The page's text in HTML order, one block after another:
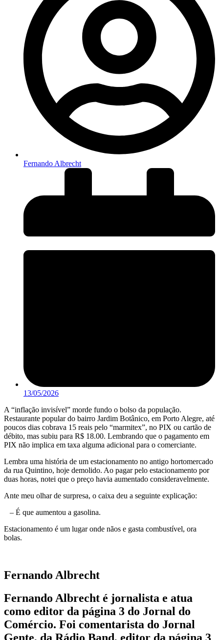
Fernando Albrecht
13/05/2026
A “inflação invisível” morde fundo o bolso da população.
Restaurante popular do bairro Jardim Botânico, em Porto Alegre, até
poucos dias cobrava 15 reais pelo “marmitex”, no PIX ou cartão de
débito, mas subiu para R$ 18.00. Lembrando que o pagamento em
PIX não implica em taxa alguma adicional para o comerciante.
Lembra uma história de um estacionamento no antigo hortomercado
da rua Quintino, hoje demolido. Ao pagar pelo estacionamento por
duas horas, notei que o preço havia aumentado consideravelmente.
Ante meu olhar de surpresa, o caixa deu a seguinte explicação:
– É que aumentou a gasolina.
Estacionamento é um lugar onde nãos e gasta combustível, ora
bolas.
Fernando Albrecht
Fernando Albrecht é jornalista e atua
como editor da página 3 do Jornal do
Comércio. Foi comentarista do Jornal